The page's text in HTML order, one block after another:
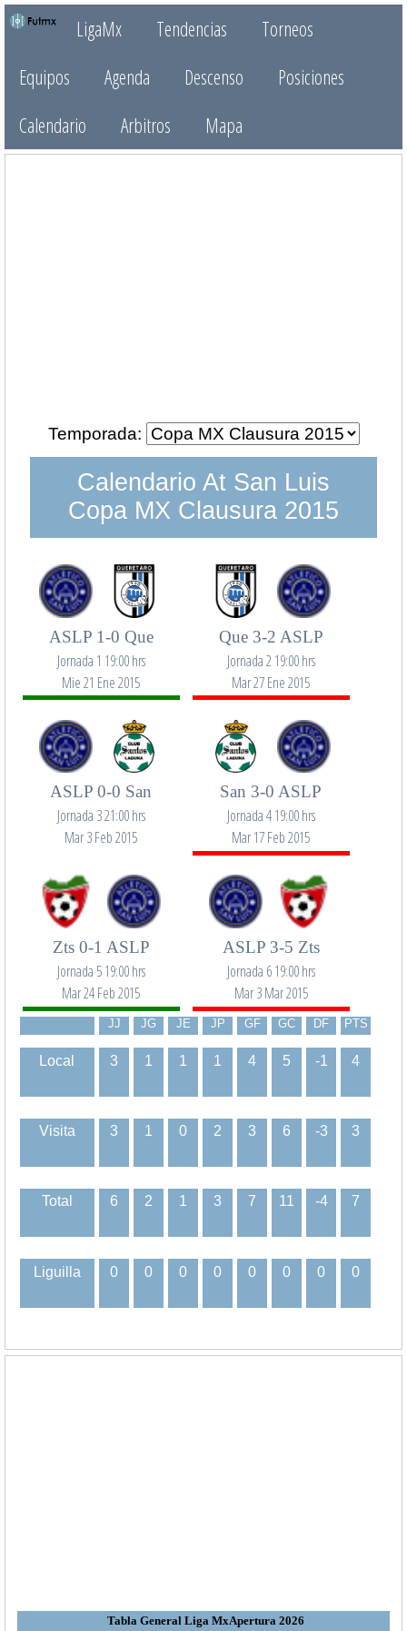
LigaMx Tendencias
Torneos
Equipos
Agenda Descenso
Posiciones
Calendario
Arbitros Mapa
Temporada:
Calendario At San Luis
Copa MX Clausura 2015
ASLP 1-0 Que
Jornada 1 19:00 hrs
Mie 21 Ene 2015
Que 3-2 ASLP
Jornada 2 19:00 hrs
Mar 27 Ene 2015
ASLP 0-0 San
Jornada 3 21:00 hrs
Mar 3 Feb 2015
San 3-0 ASLP
Jornada 4 19:00 hrs
Mar 17 Feb 2015
Zts 0-1 ASLP
Jornada 5 19:00 hrs
Mar 24 Feb 2015
ASLP 3-5 Zts
Jornada 6 19:00 hrs
Mar 3 Mar 2015
JJ JG JE JP GF GC DF PTS
Local 3 1 1 1 4 5 -1 4
Visita 3 1 0 2 3 6 -3 3
Total 6 2 1 3 7 11 -4 7
Liguilla 0 0 0 0 0 0 0 0
Tabla General Liga MxApertura 2026